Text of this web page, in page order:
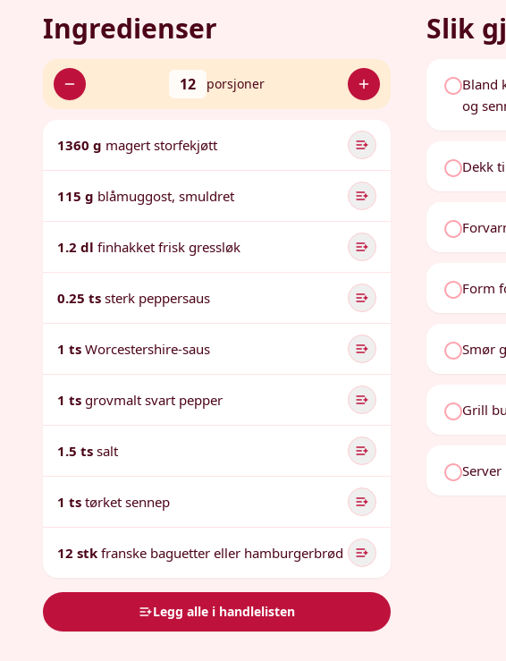
Ingredienser
12 porsjoner
1360 g magert storfekjøtt
115 g blåmuggost, smuldret
1.2 dl finhakket frisk gressløk
0.25 ts sterk peppersaus
1 ts Worcestershire-saus
1 ts grovmalt svart pepper
1.5 ts salt
1 ts tørket sennep
12 stk franske baguetter eller hamburgerbrød
Legg alle i handlelisten
Slik
Bland
og
Dekk
Form
Smør
Grill